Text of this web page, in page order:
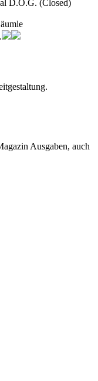
D.O.G. (Closed)
Ausgaben, auch